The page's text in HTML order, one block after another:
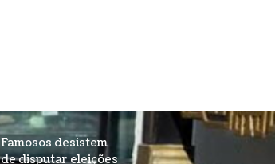
Famosos desistem
de disputar eleições